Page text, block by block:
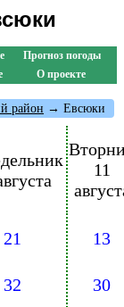
Прогноз погоды
О проекте
район → Евсюки
11
21
13
32 30